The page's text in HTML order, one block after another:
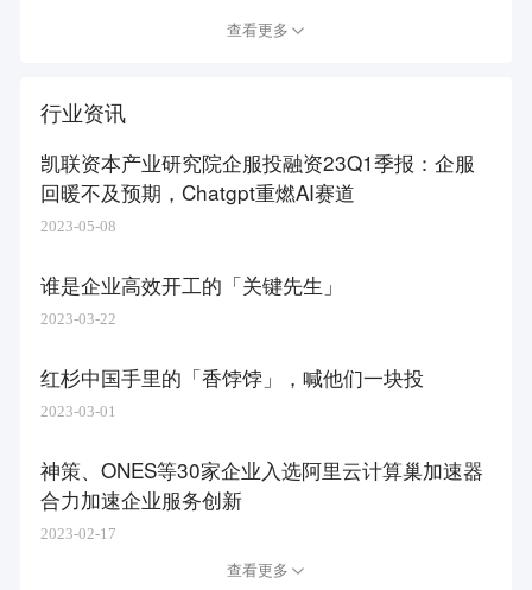
查看更多
行业资讯
凯联资本产业研究院企服投融资23Q1季报：企服
回暖不及预期，Chatgpt重燃AI赛道
2023-05-08
谁是企业高效开工的「关键先生」​
2023-03-22
红杉中国手里的「香饽饽」，喊他们一块投
2023-03-01
神策、ONES等30家企业入选阿里云计算巢加速器
合力加速企业服务创新
2023-02-17
查看更多